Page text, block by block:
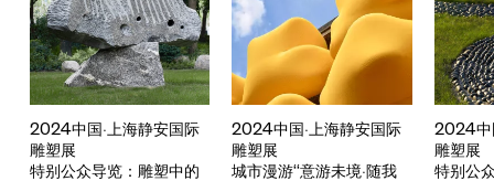
2024中国·上海静安国际
雕塑展
特别公众导览：雕塑中的
2024中国·上海静安国际
雕塑展
城市漫游“意游未境·随我
2024中
雕塑展
特别公